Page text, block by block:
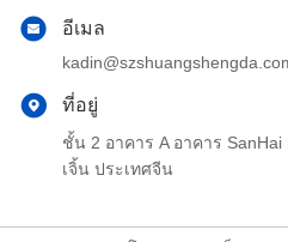
อีเมล
ที่อยู่
ชั้น 2 อาคาร A อาคาร SanHai
เจิ้น ประเทศจีน